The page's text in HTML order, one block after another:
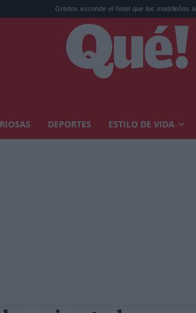
Gredos esconde el hotel que los madrileños agotan ...
DEPORTES ESTILO DE VIDA